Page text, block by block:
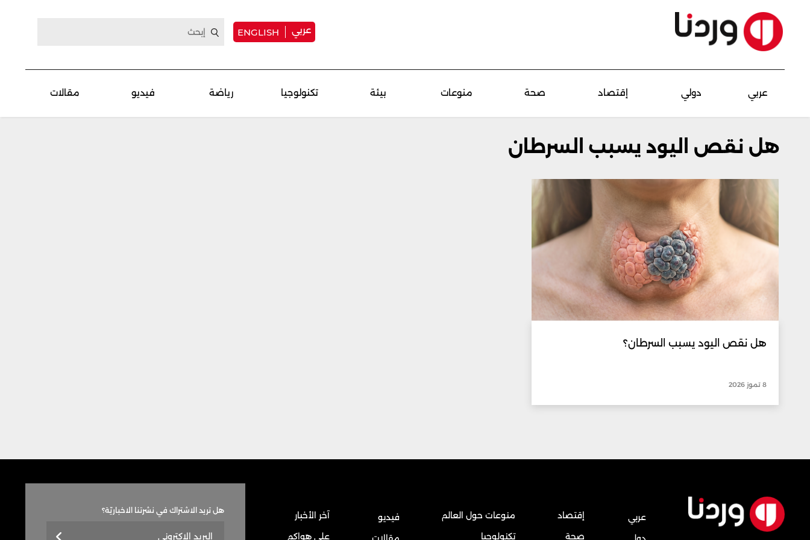
عربي ENGLISH
عربي دولي إقتصاد صحة منوعات بيئة تكنولوجيا رياضة فيديو مقالات
هل نقص اليود يسبب السرطان
هل نقص اليود يسبب السرطان؟
8 تموز 2026
عربي
إقتصاد
صحة
منوعات حول العالم
تكنولوجيا
فيديو
آخر الأخبار
على هواكم
هل تريد الاشتراك في نشرتنا الاخباريّة؟